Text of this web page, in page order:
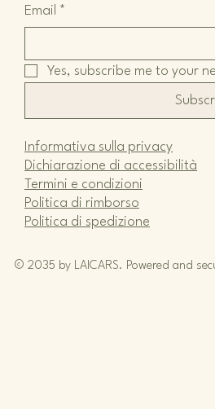
Email *
Yes, subscribe me to your
Informativa sulla privacy
Dichiarazione di accessibilità
Termini e condizioni
Politica di rimborso
Politica di spedizione
© 2035 by LAICARS. Powered and